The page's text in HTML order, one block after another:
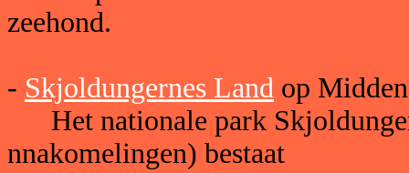
zeehond.
- Skjoldungernes Land op
Het nationale park
nnakomelingen) bestaat